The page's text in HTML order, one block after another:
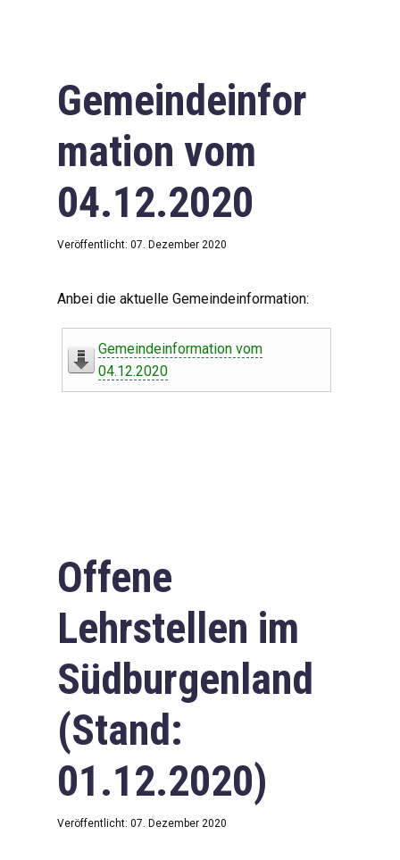
Gemeindeinfor
mation vom
04.12.2020
Veröffentlicht: 07. Dezember 2020
Anbei die aktuelle Gemeindeinformation:
Gemeindeinformation vom
04.12.2020
Offene
Lehrstellen im
Südburgenland
(Stand:
01.12.2020)
Veröffentlicht: 07. Dezember 2020